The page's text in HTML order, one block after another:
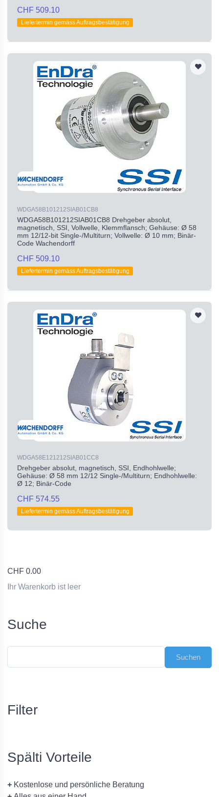
CHF 509.10
Liefertermin gemäss Auftragsbestätigung
WDGA58B101212SIAB01CB8
WDGA58B101212SIAB01CB8 Drehgeber absolut,
magnetisch, SSI, Vollwelle, Klemmflansch; Gehäuse: Ø 58
mm 12/12-bit Single-/Multiturn; Vollwelle: Ø 10 mm; Binär-
Code Wachendorff
CHF 509.10
Liefertermin gemäss Auftragsbestätigung
WDGA58E121212SIAB01CC8
Drehgeber absolut, magnetisch, SSI, Endhohlwelle;
Gehäuse: Ø 58 mm 12/12 Single-/Multiturn; Endhohlwelle:
Ø 12; Binär-Code
CHF 574.55
Liefertermin gemäss Auftragsbestätigung
CHF 0.00
Ihr Warenkorb ist leer
Suche
Filter
Spälti Vorteile
+ Kostenlose und persönliche Beratung